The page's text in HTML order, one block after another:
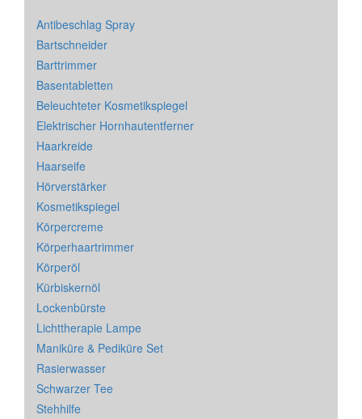
Antibeschlag Spray
Bartschneider
Barttrimmer
Basentabletten
Beleuchteter Kosmetikspiegel
Elektrischer Hornhautentferner
Haarkreide
Haarseife
Hörverstärker
Kosmetikspiegel
Körpercreme
Körperhaartrimmer
Körperöl
Kürbiskernöl
Lockenbürste
Lichttherapie Lampe
Maniküre & Pediküre Set
Rasierwasser
Schwarzer Tee
Stehhilfe